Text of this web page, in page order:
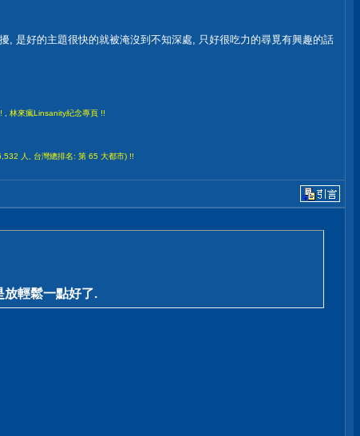
是好的主題很快的就被淹沒到不知深處, 只好很吃力的尋覓有興趣的話
林來瘋Linsanity紀念專頁 !!
人, 台灣總排名: 第 65 大都市) !!
輕鬆一點好了.